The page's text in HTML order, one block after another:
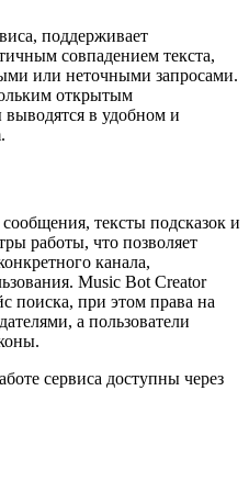
поддерживает
совпадением текста,
или неточными запросами.
открытым
выводятся в удобном и
тексты подсказок и
работы, что позволяет
канала,
Music Bot Creator
поиска, при этом права на
а пользователи
сервиса доступны через